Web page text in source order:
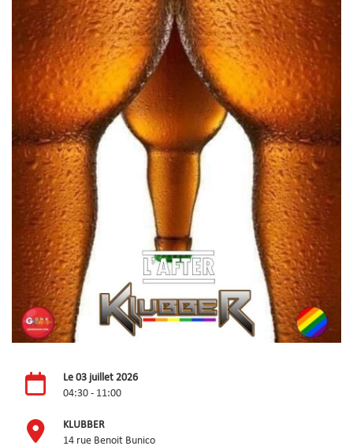
Le 03 juillet 2026
04:30 - 11:00
KLUBBER
14 rue Benoit Bunico